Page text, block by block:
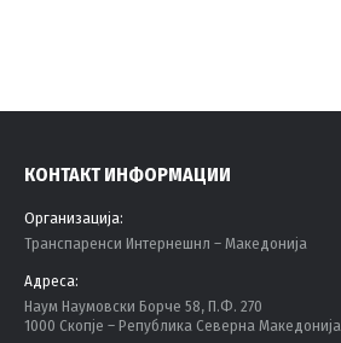
КОНТАКТ ИНФОРМАЦИИ
Организација:
Tранспаренси Интернешнл – Македонија
Адреса:
Наум Наумовски Борче 58, П.Ф. 270
1000 Скопје – Република Северна Македонија